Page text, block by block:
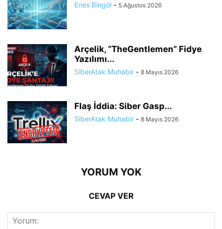
Enes Bingöl - 5 Ağustos 2026
Arçelik, “TheGentlemen” Fidye
Yazılımı...
SiberAtak Muhabir - 8 Mayıs 2026
Flaş İddia: Siber Gasp...
SiberAtak Muhabir - 8 Mayıs 2026
YORUM YOK
CEVAP VER